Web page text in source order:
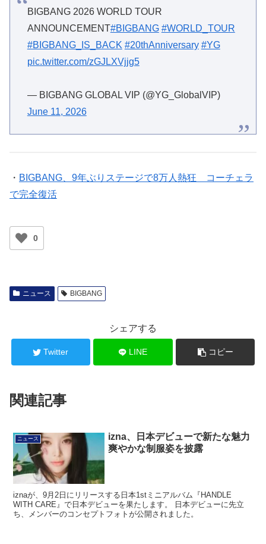
BIGBANG 2026 WORLD TOUR
ANNOUNCEMENT#BIGBANG #WORLD_TOUR
#BIGBANG_IS_BACK #20thAnniversary #YG
pic.twitter.com/zGJLXVjjg5
— BIGBANG GLOBAL VIP (@YG_GlobalVIP)
June 11, 2026
・ BIGBANG、9年ぶりステージで8万人熱狂 コーチェラ
で完全復活
0
ニュース BIGBANG
シェアする
Twitter LINE コピー
関連記事
ニュース
izna、日本デビューで新たな魅力
爽やかな制服姿を披露
iznaが、9月2日にリリースする日本1stミニアルバム『HANDLE
WITH CARE』で日本デビューを果たします。 日本デビューに先立
ち、メンバーのコンセプトフォトが公開されました。